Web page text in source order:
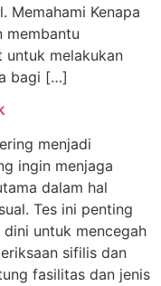
Memahami Kenapa
membantu
untuk melakukan
bagi […]
menjadi
ingin menjaga
dalam hal
Tes ini penting
untuk mencegah
sifilis dan
fasilitas dan jenis